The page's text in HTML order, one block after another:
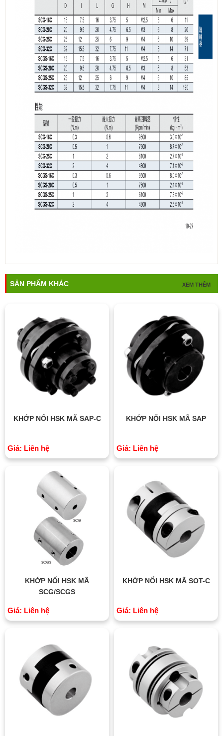
SẢN PHẨM KHÁC XEM THÊM
KHỚP NỐI HSK MÃ SAP-C
Giá: Liên hệ
KHỚP NỐI HSK MÃ SAP
Giá: Liên hệ
KHỚP NỐI HSK MÃ
SCG/SCGS
Giá: Liên hệ
KHỚP NỐI HSK MÃ SOT-C
Giá: Liên hệ